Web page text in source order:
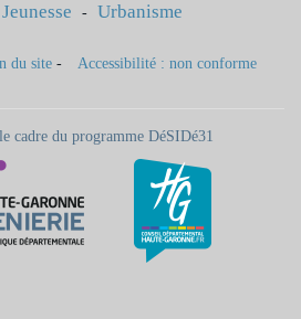
- Urbanisme
du site - Accessibilité : non conforme
cadre du programme DéSIDé31